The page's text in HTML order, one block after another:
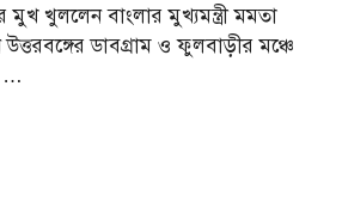
খুললেন বাংলার মুখ্যমন্ত্রী মমতা
ডাবগ্রাম ও ফুলবাড়ীর মঞ্চে
…